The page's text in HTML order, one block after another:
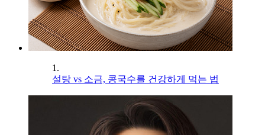
1.
설탕 vs 소금, 콩국수를 건강하게 먹는 법